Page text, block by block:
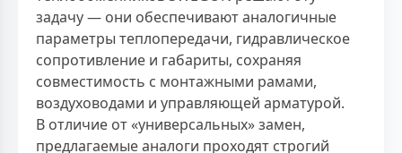
задачу — они обеспечивают аналогичные
параметры теплопередачи, гидравлическое
сопротивление и габариты, сохраняя
совместимость с монтажными рамами,
воздуховодами и управляющей арматурой.
В отличие от «универсальных» замен,
предлагаемые аналоги проходят строгий